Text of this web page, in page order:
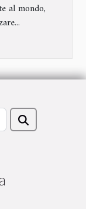
al mondo,